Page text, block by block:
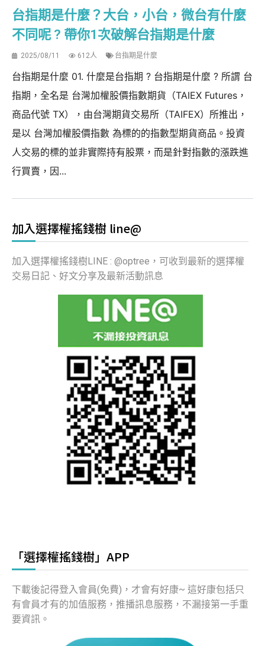
台指期是什麼？大台，小台，微台有什麼
不同呢 ? 帶你1次破解台指期是什麼
2025/08/11 612人 台指期是什麼
台指期是什麼 01. 什麼是台指期 ? 台指期是什麼 ? 所謂 台
指期，全名是 台灣加權股價指數期貨（TAIEX Futures，
商品代號 TX），由台灣期貨交易所（TAIFEX）所推出，
是以 台灣加權股價指數 為標的的指數型期貨商品。投資
人交易的標的並非實際持有股票，而是針對指數的漲跌進
行買賣，因...
加入選擇權搖錢樹 line@
加入選擇權搖錢樹LINE : @optree，可收到最新的選擇權
交易日記、好文分享及最新活動訊息
「選擇權搖錢樹」APP
下載後記得登入會員(免費)，才會有好康~ 這好康包括只
有會員才有的加值服務，推播訊息服務，不漏接第一手重
要資訊。